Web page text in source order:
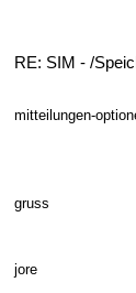
RE: SIM - /
mitteilungen-
gruss
jore